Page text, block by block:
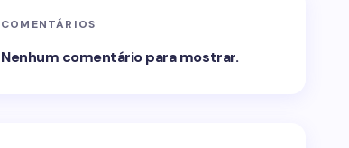
COMENTÁRIOS
Nenhum comentário para mostrar.